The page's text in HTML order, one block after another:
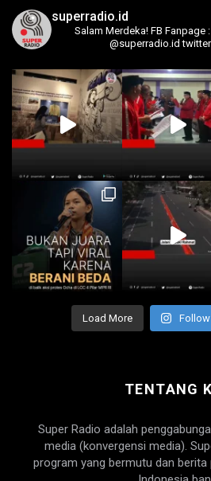
superradio.id
Salam Merdeka! FB Fanpage
@superradio.id
Load More
TENTANG
Super Radio adalah
media (konvergensi media).
program yang bermutu dan